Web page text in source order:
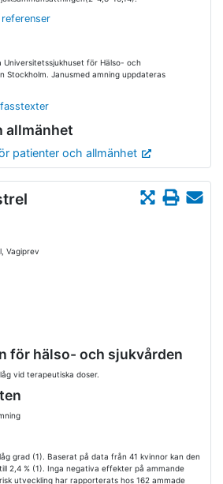
Universitetssjukhuset för Hälso- och
Stockholm. Janusmed amning uppdateras
allmänhet
patienter och allmänhet
Vagiprev
för hälso- och sjukvården
vid terapeutiska doser.
grad (1). Baserat på data från 41 kvinnor kan den
2,4 % (1). Inga negativa effekter på ammande
utveckling har rapporterats hos 162 ammade